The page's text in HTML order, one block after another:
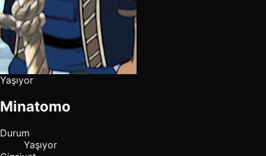
Yaşıyor
Minatomo
Durum
Yaşıyor